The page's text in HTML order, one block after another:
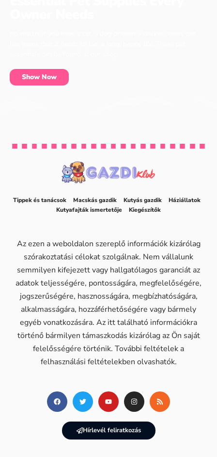
Show Now
Tippek és tanácsok Macskás gazdik Kutyás gazdik
Háziállatok
Kutyafajták ismertetője
Kiegészítők
Az ezen a weboldalon szereplő információk kizárólag
szórakoztatási célokat szolgálnak. Nem vállalunk
semmilyen kifejezett vagy hallgatólagos garanciát az
adatok teljességére, pontosságára, megfelelőségére,
jogszerűségére, hasznosságára, megbízhatóságára,
alkalmasságára, hozzáférhetőségére vagy bármely
egyéb vonatkozására. Az itt található információkra
történő bármilyen támaszkodás kizárólag az Ön saját
felelősségére történik. További feltételek a
felhasználási feltételekben olvashatók.
Hírlevél feliratkozás